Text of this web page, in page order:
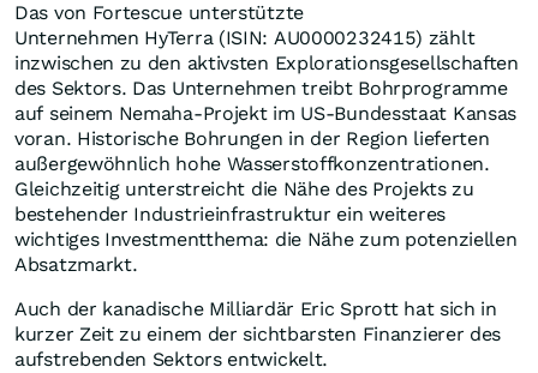
Das von Fortescue unterstützte
Unternehmen HyTerra (ISIN: AU0000232415) zählt
inzwischen zu den aktivsten Explorationsgesellschaften
des Sektors. Das Unternehmen treibt Bohrprogramme
auf seinem Nemaha-Projekt im US-Bundesstaat Kansas
voran. Historische Bohrungen in der Region lieferten
außergewöhnlich hohe Wasserstoffkonzentrationen.
Gleichzeitig unterstreicht die Nähe des Projekts zu
bestehender Industrieinfrastruktur ein weiteres
wichtiges Investmentthema: die Nähe zum potenziellen
Absatzmarkt.
Auch der kanadische Milliardär Eric Sprott hat sich in
kurzer Zeit zu einem der sichtbarsten Finanzierer des
aufstrebenden Sektors entwickelt.